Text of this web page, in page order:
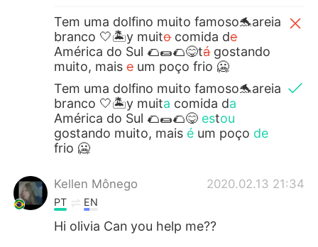
Tem uma dolfino muito famoso🐬areia
branco 🤍🏝y muitocomida de
América do Sul 🌮🌯🌮😋tágostando
muito, maiseum poço frio 🥶
Tem uma dolfino muito famoso🐬areia
branco 🤍🏝y muita comida da
América do Sul 🌮🌯🌮😋 estou
gostando muito, mais é um poço de
frio 🥶
Kellen Mônego 2020.02.13 21:34
PT EN
Hi olivia Can you help me??